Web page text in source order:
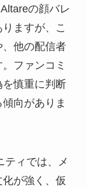
の顔バレ
ますが、こ
他の配信者
ファンコミ
を慎重に判断
向がありま
ティでは、メ
が強く、仮